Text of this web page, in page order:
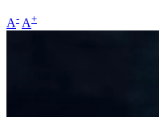
A- A+